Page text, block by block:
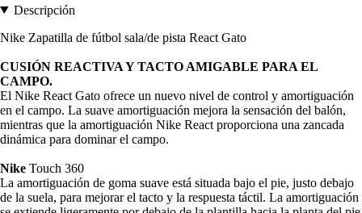
Descripción
Nike Zapatilla de fútbol sala/de pista React Gato
CUSIÓN REACTIVA Y TACTO AMIGABLE PARA EL
CAMPO.
El Nike React Gato ofrece un nuevo nivel de control y amortiguación
en el campo. La suave amortiguación mejora la sensación del balón,
mientras que la amortiguación Nike React proporciona una zancada
dinámica para dominar el campo.
Nike Touch 360
La amortiguación de goma suave está situada bajo el pie, justo debajo
de la suela, para mejorar el tacto y la respuesta táctil. La amortiguación